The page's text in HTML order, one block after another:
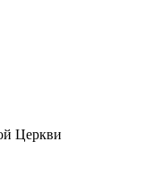
Церкви